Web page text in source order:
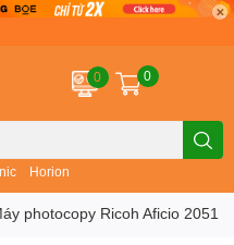
Horion
0 0
photocopy Ricoh Aficio 2051